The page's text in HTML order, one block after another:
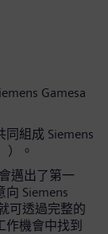
Gamesa
同組成 Siemens
）。
邁出了第一
Siemens
可透過完整的
機會中找到